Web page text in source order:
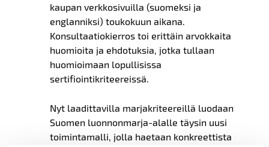
kaupan verkkosivuilla (suomeksi ja
englanniksi) toukokuun aikana.
Konsultaatiokierros toi erittäin arvokkaita
huomioita ja ehdotuksia, jotka tullaan
huomioimaan lopullisissa
sertifiointikriteereissä.
Nyt laadittavilla marjakriteereillä luodaan
Suomen luonnonmarja-alalle täysin uusi
toimintamalli, jolla haetaan konkreettista